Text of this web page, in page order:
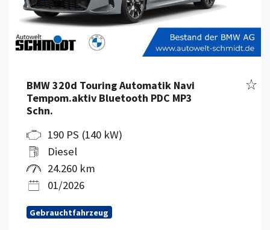
BMW 320d Touring Automatik Navi
Tempom.aktiv Bluetooth PDC MP3
Schn.
190 PS (140 kW)
Diesel
24.260 km
01/2026
Gebrauchtfahrzeug